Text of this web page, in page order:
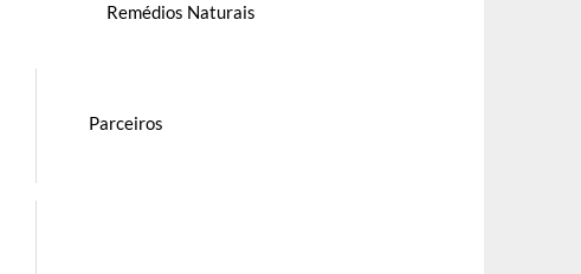
Remédios Naturais
Parceiros